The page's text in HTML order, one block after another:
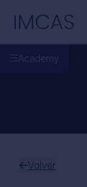
IMCAS
Academy
Volver